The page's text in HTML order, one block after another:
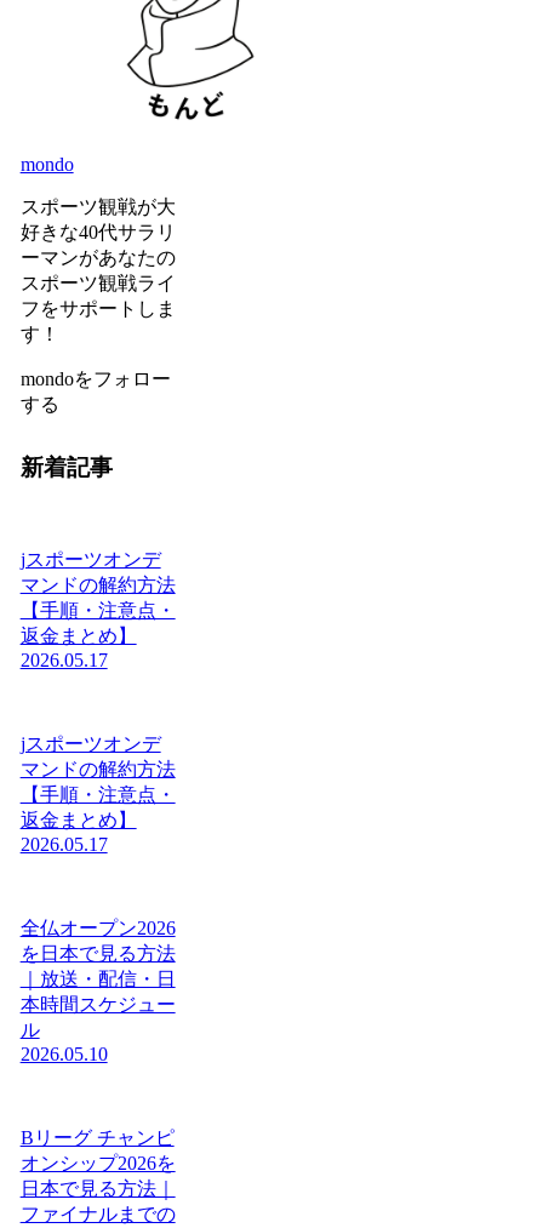
mondo
スポーツ観戦が大
好きな40代サラリ
ーマンがあなたの
スポーツ観戦ライ
フをサポートしま
す！
mondoをフォロー
する
新着記事
jスポーツオンデ
マンドの解約方法
【手順・注意点・
返金まとめ】
2026.05.17
jスポーツオンデ
マンドの解約方法
【手順・注意点・
返金まとめ】
2026.05.17
全仏オープン2026
を日本で見る方法
｜放送・配信・日
本時間スケジュー
ル
2026.05.10
Bリーグ チャンピ
オンシップ2026を
日本で見る方法｜
ファイナルまでの